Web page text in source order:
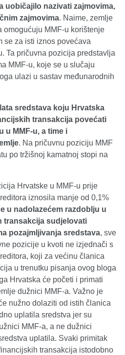
uobičajilo nazivati zajmovima,
zajmovima. Naime, zemlje
omogućuju MMF-u korištenje
se za isti iznos povećava
Ta pričuvna pozicija predstavlja
MMF-u, koje se u slučaju
ulazi u sastav međunarodnih
sredstava koju Hrvatska
transakcija povećati
u MMF-u, a time i
. Na pričuvnu poziciju MMF
po tržišnoj kamatnoj stopi na
Hrvatske u MMF-u prije
iznosila manje od 0,1%
u nadolazećem razdoblju u
transakcija sudjelovati
pozajmljivanja sredstava, sve
pozicije u kvoti ne izjednači s
koji za većinu članica
u trenutku pisanja ovog bloga
Hrvatska će početi i primati
dužnici MMF-a. Važno je
nužno dolaziti od istih članica
uplatila sredstva jer su
MMF-a, a ne dužnici
uplatila. Svaki primitak
transakcija istodobno